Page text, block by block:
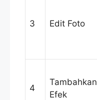
3 Edit Foto
4
Tambahkan
Efek